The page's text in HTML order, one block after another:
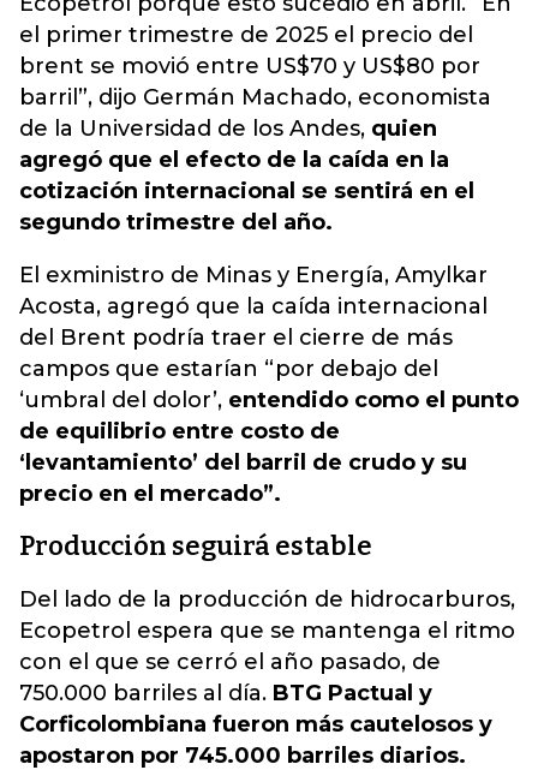
el primer trimestre de 2025 el precio del
brent se movió entre US$70 y US$80 por
barril”, dijo Germán Machado, economista
de la Universidad de los Andes, quien
agregó que el efecto de la caída en la
cotización internacional se sentirá en el
segundo trimestre del año.
El exministro de Minas y Energía, Amylkar
Acosta, agregó que la caída internacional
del Brent podría traer el cierre de más
campos que estarían “por debajo del
‘umbral del dolor’, entendido como el punto
de equilibrio entre costo de
‘levantamiento’ del barril de crudo y su
precio en el mercado”.
Producción seguirá estable
Del lado de la producción de hidrocarburos,
Ecopetrol espera que se mantenga el ritmo
con el que se cerró el año pasado, de
750.000 barriles al día. BTG Pactual y
Corficolombiana fueron más cautelosos y
apostaron por 745.000 barriles diarios.